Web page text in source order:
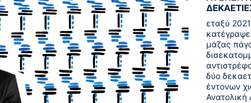
εταξύ
μάζας
δύο
έντονων
Ανατολική